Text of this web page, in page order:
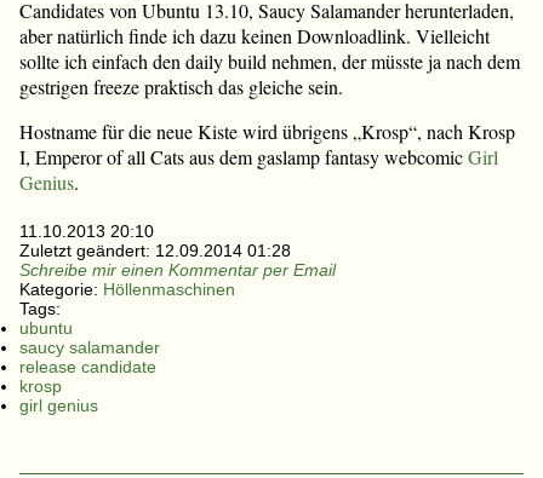
Candidates von Ubuntu 13.10, Saucy Salamander herunterladen,
aber natürlich finde ich dazu keinen Downloadlink. Vielleicht
sollte ich einfach den daily build nehmen, der müsste ja nach dem
gestrigen freeze praktisch das gleiche sein.
Hostname für die neue Kiste wird übrigens „Krosp“, nach Krosp
I, Emperor of all Cats aus dem gaslamp fantasy webcomicGirl
Genius.
11.10.2013 20:10
Zuletzt geändert: 12.09.2014 01:28
Schreibe mir einen Kommentar per Email
Kategorie: Höllenmaschinen
Tags:
ubuntu
saucy salamander
release candidate
krosp
girl genius